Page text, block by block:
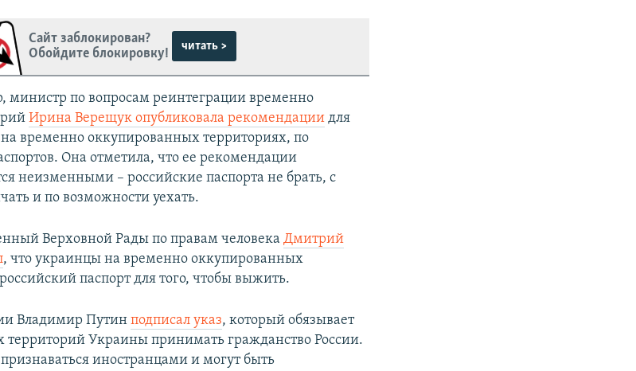
Сайт заблокирован?
Обойдите блокировку!
читать >
министр по вопросам реинтеграции временно
Ирина Верещук опубликовала рекомендации для
временно оккупированных территориях, по
Она отметила, что ее рекомендации
неизменными – российские паспорта не брать, с
и по возможности уехать.
Верховной Рады по правам человекаДмитрий
, что украинцы на временно оккупированных
паспорт для того, чтобы выжить.
Владимир Путинподписал указ, который обязывает
Украины принимать гражданство России.
признаваться иностранцами и могут быть